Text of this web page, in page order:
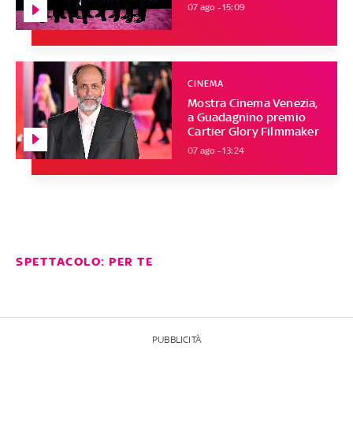
07 ago - 15:09
Mostra Cinema Venezia,
a Guadagnino premio
Cartier Glory Filmmaker
CINEMA
07 ago - 13:24
SPETTACOLO: PER TE
PUBBLICITÀ